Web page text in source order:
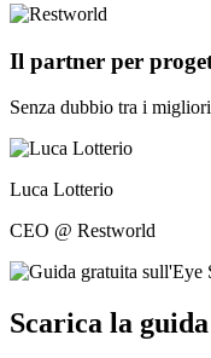
Il partner per
Senza dubbio tra i
Luca Lotterio
CEO @ Restworld
Scarica la